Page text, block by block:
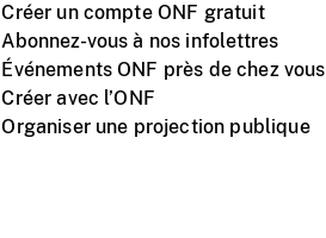
Créer un compte ONF gratuit
Abonnez-vous à nos infolettres
Événements ONF près de chez vous
Créer avec l’ONF
Organiser une projection publique